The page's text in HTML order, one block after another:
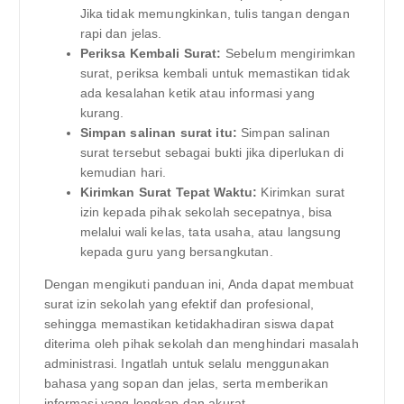
Jika tidak memungkinkan, tulis tangan dengan
rapi dan jelas.
Periksa Kembali Surat: Sebelum mengirimkan
surat, periksa kembali untuk memastikan tidak
ada kesalahan ketik atau informasi yang
kurang.
Simpan salinan surat itu: Simpan salinan
surat tersebut sebagai bukti jika diperlukan di
kemudian hari.
Kirimkan Surat Tepat Waktu: Kirimkan surat
izin kepada pihak sekolah secepatnya, bisa
melalui wali kelas, tata usaha, atau langsung
kepada guru yang bersangkutan.
Dengan mengikuti panduan ini, Anda dapat membuat
surat izin sekolah yang efektif dan profesional,
sehingga memastikan ketidakhadiran siswa dapat
diterima oleh pihak sekolah dan menghindari masalah
administrasi. Ingatlah untuk selalu menggunakan
bahasa yang sopan dan jelas, serta memberikan